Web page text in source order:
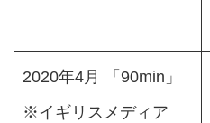
2020年4月 「90min」
※イギリスメディア